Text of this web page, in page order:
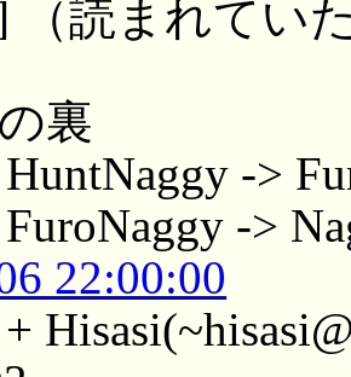
（読まれてい
裏
->
->
22:00:00